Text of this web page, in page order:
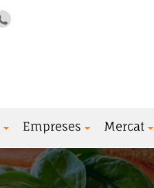
Empreses Mercat